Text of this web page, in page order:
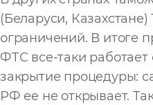
(Беларуси,
ограничений. В итоге
ФТС все-таки
закрытие процедуры:
РФ ее не открывает.